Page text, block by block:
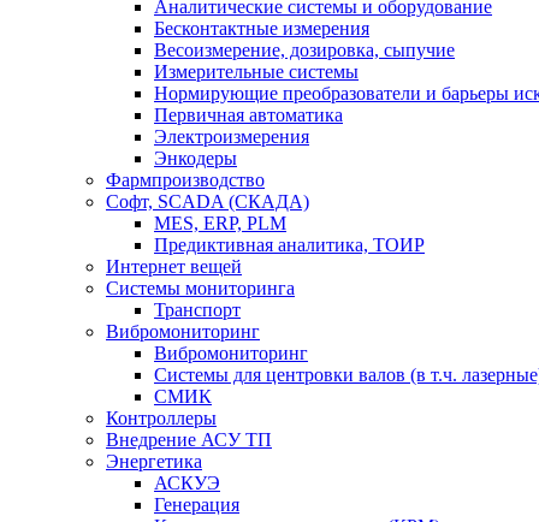
Аналитические системы и оборудование
Бесконтактные измерения
Весоизмерение, дозировка, сыпучие
Измерительные системы
Нормирующие преобразователи и барьеры
Первичная автоматика
Электроизмерения
Энкодеры
Фармпроизводство
Софт, SCADA (СКАДА)
MES, ERP, PLM
Предиктивная аналитика, ТОИР
Интернет вещей
Системы мониторинга
Транспорт
Вибромониторинг
Вибромониторинг
Системы для центровки валов (в т.ч.
СМИК
Контроллеры
Внедрение АСУ ТП
Энергетика
АСКУЭ
Генерация